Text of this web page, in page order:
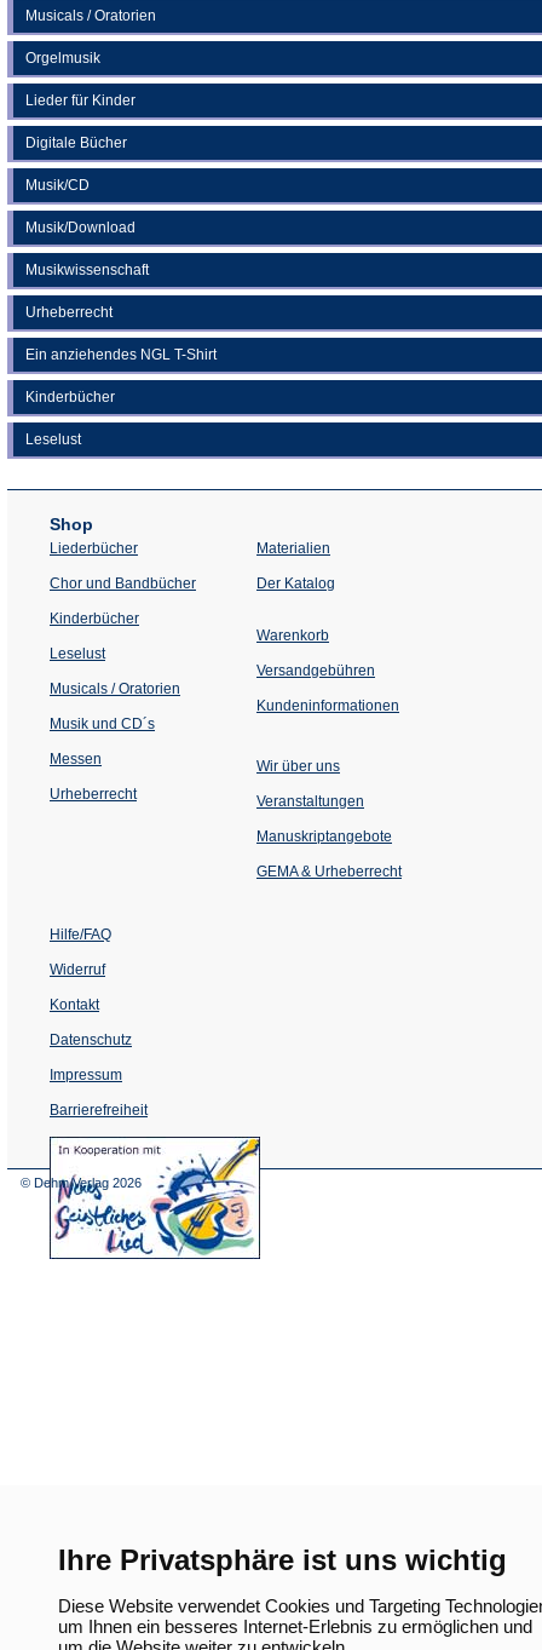
Ihre Privatsphäre ist uns wichtig
Diese Website verwendet Cookies und Targeting
um Ihnen ein besseres Internet-Erlebnis zu ermöglichen und
Musicals / Oratorien
Orgelmusik
Lieder für Kinder
Digitale Bücher
Musik/CD
Musik/Download
Musikwissenschaft
Urheberrecht
Ein anziehendes NGL T-Shirt
Kinderbücher
Leselust
Shop
Liederbücher
Chor und Bandbücher
Kinderbücher
Leselust
Musicals / Oratorien
Musik und CD´s
Messen
Urheberrecht
Materialien
Der Katalog
Warenkorb
Versandgebühren
Kundeninformationen
Wir über uns
Veranstaltungen
einem
Tab)
Manuskriptangebote
GEMA & Urheberrecht
Hilfe/FAQ
Widerruf
Kontakt
Datenschutz
Impressum
Barrierefreiheit
(Öffnet
in
© Dehm Verlag 2026